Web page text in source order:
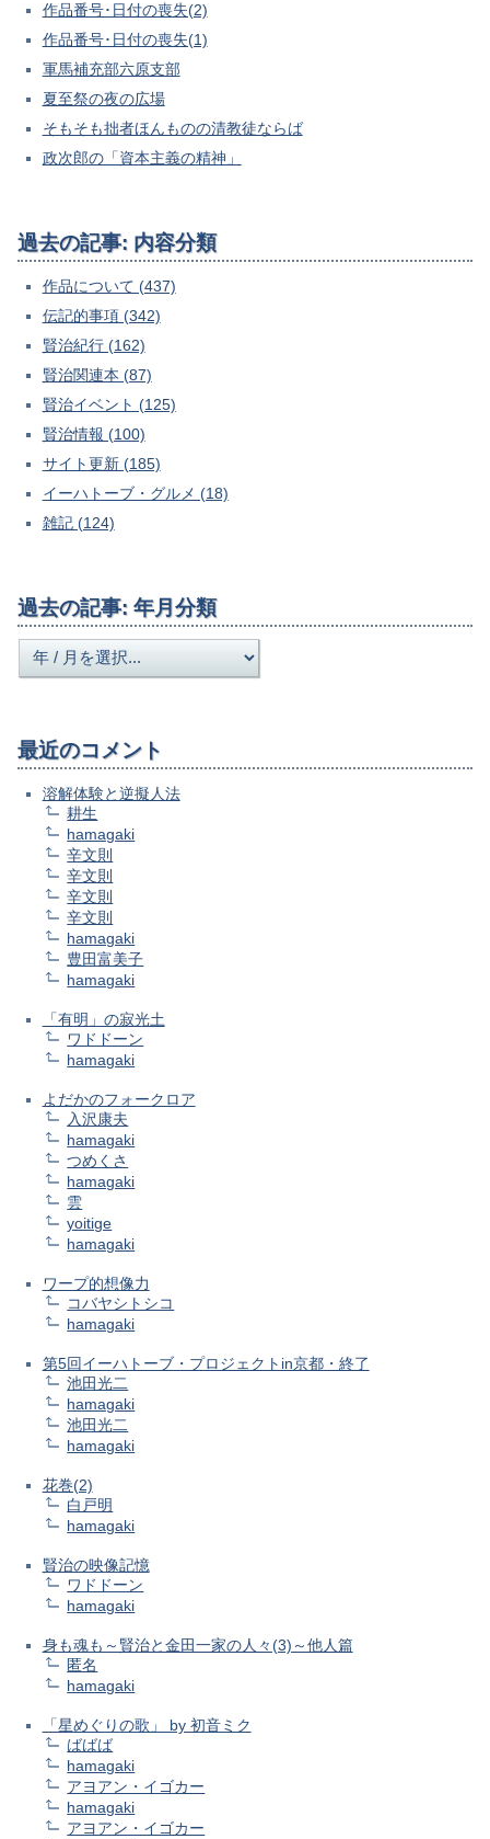
作品番号･日付の喪失(2)
作品番号･日付の喪失(1)
軍馬補充部六原支部
夏至祭の夜の広場
そもそも拙者ほんものの清教徒ならば
政次郎の「資本主義の精神」
過去の記事: 内容分類
作品について (437)
伝記的事項 (342)
賢治紀行 (162)
賢治関連本 (87)
賢治イベント (125)
賢治情報 (100)
サイト更新 (185)
イーハトーブ・グルメ (18)
雑記 (124)
過去の記事: 年月分類
最近のコメント
溶解体験と逆擬人法
耕生
hamagaki
辛文則
辛文則
辛文則
辛文則
hamagaki
豊田富美子
hamagaki
「有明」の寂光土
ワドドーン
hamagaki
よだかのフォークロア
入沢康夫
hamagaki
つめくさ
hamagaki
雲
yoitige
hamagaki
ワープ的想像力
コバヤシトシコ
hamagaki
第5回イーハトーブ・プロジェクトin京都・終了
池田光二
hamagaki
池田光二
hamagaki
花巻(2)
白戸明
hamagaki
賢治の映像記憶
ワドドーン
hamagaki
身も魂も～賢治と金田一家の人々(3)～他人篇
匿名
hamagaki
「星めぐりの歌」 by 初音ミク
ばばば
hamagaki
アヨアン・イゴカー
hamagaki
アヨアン・イゴカー